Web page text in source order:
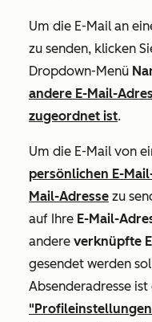
Um die E-Mail an
zu senden, klicken
Dropdown-Menü
andere E-Mail-
zugeordnet ist.
Um die E-Mail von
persönlichen E-
Mail-Adresse zu
auf Ihre E-Mail-
andere verknüpfte
gesendet werden
Absenderadresse ist